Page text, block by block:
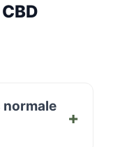
normale